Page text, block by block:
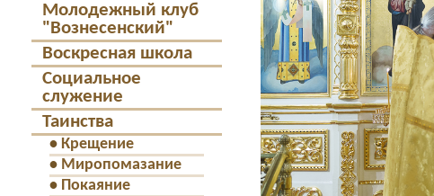
Молодежный клуб
"Вознесенский"
Воскресная школа
Социальное
служение
Таинства
• Крещение
• Миропомазание
• Покаяние